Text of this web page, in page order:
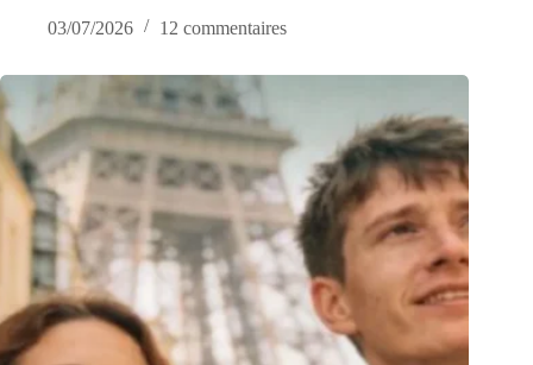
03/07/2026
12 commentaires